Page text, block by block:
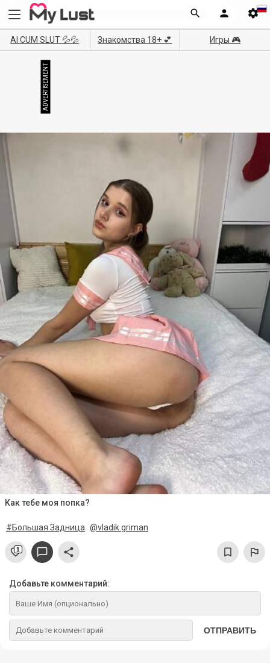
AI CUM SLUT 💦💦 Знакомства 18+ 💕 Игры 🎮
Как тебе моя попка?
#Большая Задница @vladik.griman
1
Добавьте комментарий:
ОТПРАВИТЬ